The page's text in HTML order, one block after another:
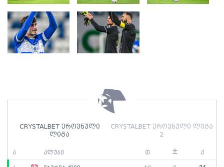
CRYSTALBET ეროვნული
ლიგა
CRYSTALBET ეროვნული ლიგა
2
ა კლუბი თ ± ქ